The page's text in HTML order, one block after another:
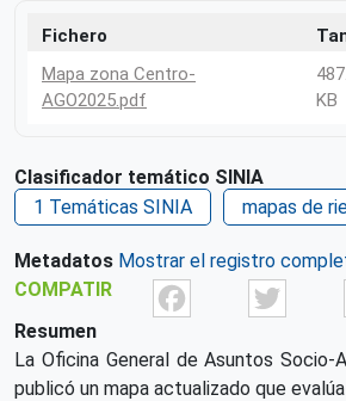
Fichero
Mapa zona Centro-
AGO2025.pdf
KB
Clasificador temático SINIA
1 Temáticas SINIA
mapas de
Metadatos Mostrar el registro
COMPATIR
Resumen
La Oficina General de Asuntos Socio-
publicó un mapa actualizado que